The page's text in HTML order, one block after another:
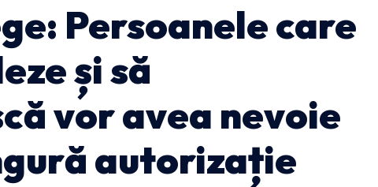
Persoanele care
și să
vor avea nevoie
autorizație